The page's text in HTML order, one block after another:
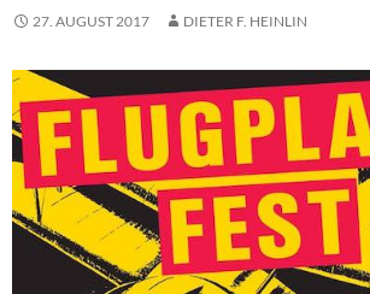
27. AUGUST 2017 DIETER F. HEINLIN